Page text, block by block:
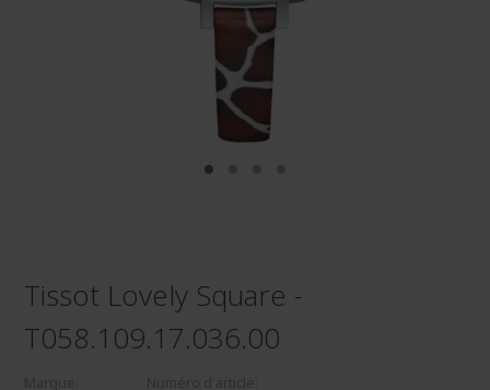
Tissot Lovely Square -
T058.109.17.036.00